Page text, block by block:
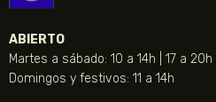
ABIERTO
Martes a sábado: 10 a 14h | 17 a 20h
Domingos y festivos: 11 a 14h